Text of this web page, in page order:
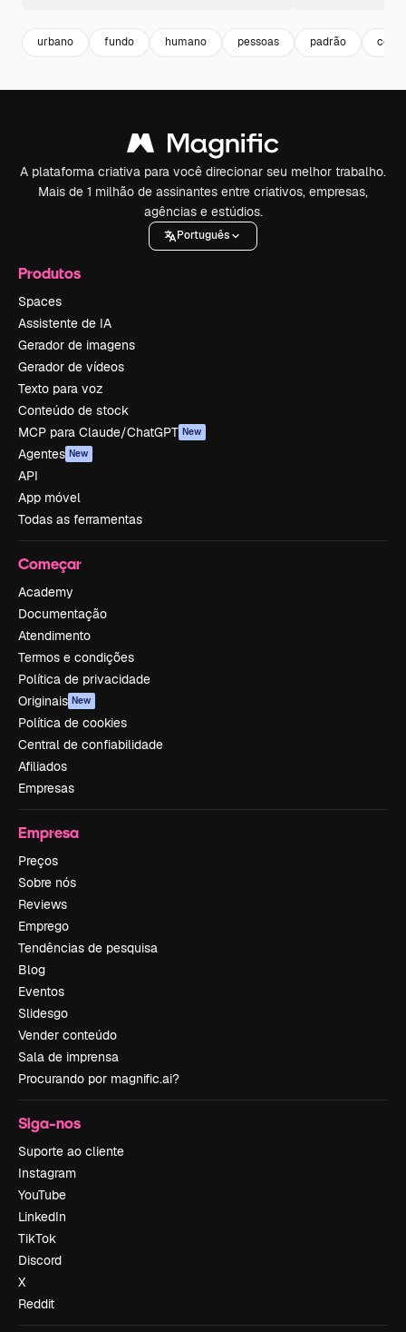
urbano fundo humano pessoas padrão
A plataforma criativa para você direcionar seu melhor trabalho.
Mais de 1 milhão de assinantes entre criativos, empresas,
agências e estúdios.
Português
Produtos
Spaces
Assistente de IA
Gerador de imagens
Gerador de vídeos
Texto para voz
Conteúdo de stock
MCP para Claude/ChatGPT New
Agentes New
API
App móvel
Todas as ferramentas
Começar
Academy
Documentação
Atendimento
Termos e condições
Política de privacidade
Originais New
Política de cookies
Central de confiabilidade
Afiliados
Empresas
Empresa
Preços
Sobre nós
Reviews
Emprego
Tendências de pesquisa
Blog
Eventos
Slidesgo
Vender conteúdo
Sala de imprensa
Procurando por magnific.ai?
Siga-nos
Suporte ao cliente
Instagram
YouTube
LinkedIn
TikTok
Discord
X
Reddit